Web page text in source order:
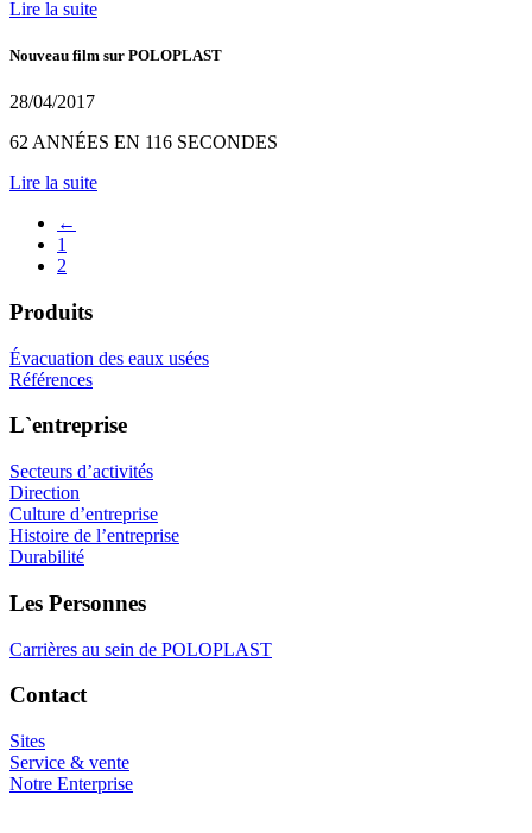
Lire la suite
Nouveau film sur POLOPLAST
28/04/2017
62 ANNÉES EN 116 SECONDES
Lire la suite
←
1
2
Produits
Évacuation des eaux usées
Références
L`entreprise
Secteurs d’activités
Direction
Culture d’entreprise
Histoire de l’entreprise
Durabilité
Les Personnes
Carrières au sein de POLOPLAST
Contact
Sites
Service & vente
Notre Enterprise